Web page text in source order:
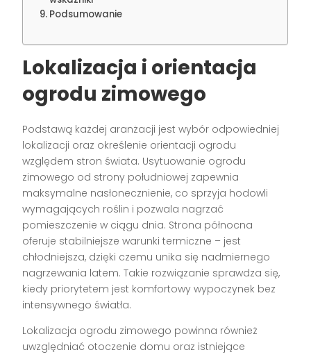
Podsumowanie
Lokalizacja i orientacja
ogrodu zimowego
Podstawą każdej aranżacji jest wybór odpowiedniej
lokalizacji oraz określenie orientacji ogrodu
względem stron świata. Usytuowanie ogrodu
zimowego od strony południowej zapewnia
maksymalne nasłonecznienie, co sprzyja hodowli
wymagających roślin i pozwala nagrzać
pomieszczenie w ciągu dnia. Strona północna
oferuje stabilniejsze warunki termiczne – jest
chłodniejsza, dzięki czemu unika się nadmiernego
nagrzewania latem. Takie rozwiązanie sprawdza się,
kiedy priorytetem jest komfortowy wypoczynek bez
intensywnego światła.
Lokalizacja ogrodu zimowego powinna również
uwzględniać otoczenie domu oraz istniejące